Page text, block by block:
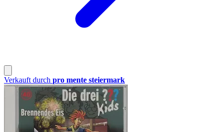
Verkauft durch pro mente steiermark